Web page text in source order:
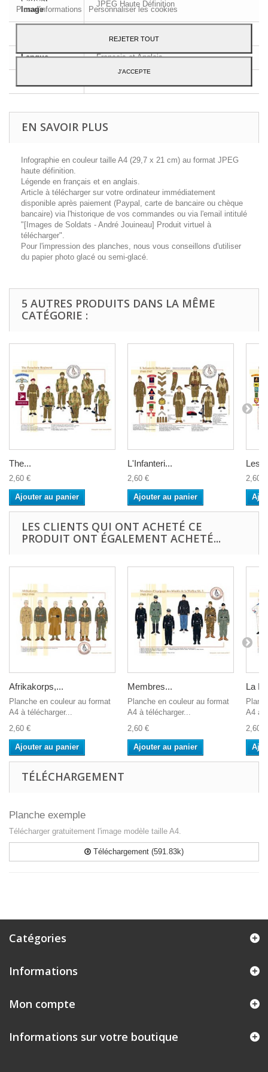
Image
JPEG Haute Définition
Langue Français et Anglais
EN SAVOIR PLUS
Infographie en couleur taille A4 (29,7 x 21 cm) au format JPEG
haute définition.
Légende en français et en anglais.
Article à télécharger sur votre ordinateur immédiatement
disponible après paiement (Paypal, carte de bancaire ou chèque
bancaire) via l'historique de vos commandes ou via l'email intitulé
"[Images de Soldats - André Jouineau] Produit virtuel à
télécharger".
Pour l'impression des planches, nous vous conseillons d'utiliser
du papier photo glacé ou semi-glacé.
5 AUTRES PRODUITS DANS LA MÊME
CATÉGORIE :
The...
2,60 €
Ajouter au panier
L'Infanteri...
2,60 €
Ajouter au panier
Les
2,60 €
LES CLIENTS QUI ONT ACHETÉ CE
PRODUIT ONT ÉGALEMENT ACHETÉ...
Afrikakorps,...
Planche en couleur au format
A4 à télécharger...
2,60 €
Ajouter au panier
Membres...
Planche en couleur au format
A4 à télécharger...
2,60 €
Ajouter au panier
La
A4 à
2,60 €
TÉLÉCHARGEMENT
Planche exemple
Télécharger gratuitement l'image modèle taille A4.
Téléchargement (591.83k)
Catégories
Informations
Mon compte
Informations sur votre boutique
Plus d'informations
Personnaliser les cookies
REJETER TOUT
J'ACCEPTE